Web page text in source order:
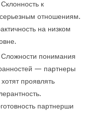
Склонность к
отношениям.
на низком
Сложности понимания
— партнеры
проявлять
партнерши